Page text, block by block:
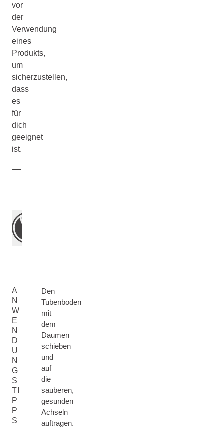
vor
der
Verwendung
eines
Produkts,
um
sicherzustellen,
dass
es
für
dich
geeignet
ist.
A
N
W
E
N
D
U
N
G
S
TI
P
P
S
Den
Tubenboden
mit
dem
Daumen
schieben
und
auf
die
sauberen,
gesunden
Achseln
auftragen.